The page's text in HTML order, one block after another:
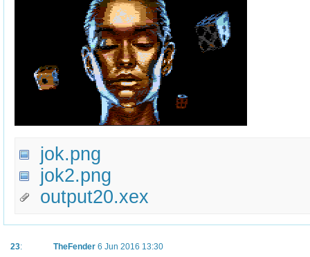
jok.png
jok2.png
output20.xex
23: TheFender 6 Jun 2016 13:30